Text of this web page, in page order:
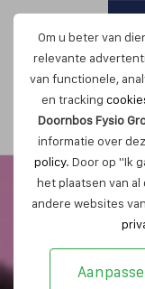
Om u beter van
relevante
van functionele,
en tracking
Doornbos Fysio
informatie over
policy. Door op "Ik
het plaatsen van
andere websites van